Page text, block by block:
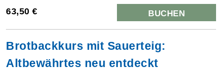
63,50 € BUCHEN
Brotbackkurs mit Sauerteig:
Altbewährtes neu entdeckt